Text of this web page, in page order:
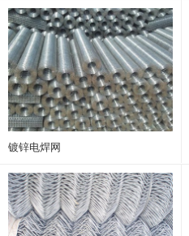
镀锌电焊网